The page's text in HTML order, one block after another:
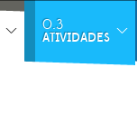
0.3
ATIVIDADES